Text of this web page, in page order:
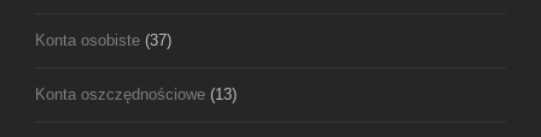
Konta osobiste (37)
Konta oszczędnościowe (13)